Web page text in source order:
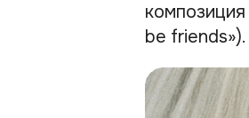
be friends»).